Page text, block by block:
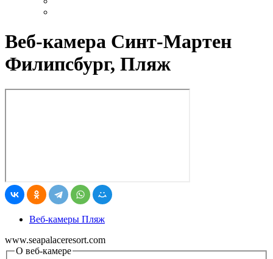
Веб-камера Синт-Мартен
Филипсбург, Пляж
Веб-камеры Пляж
www.seapalaceresort.com
О веб-камере